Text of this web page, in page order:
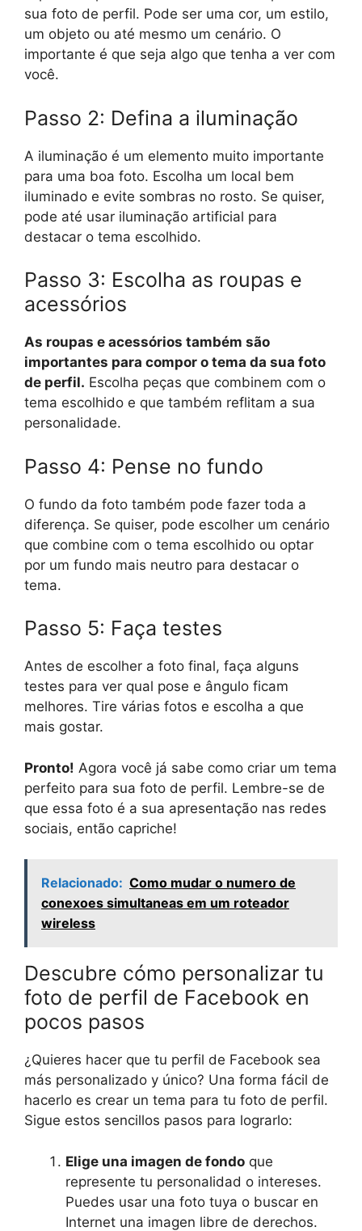
sua foto de perfil. Pode ser uma cor, um estilo,
um objeto ou até mesmo um cenário. O
importante é que seja algo que tenha a ver com
você.
Passo 2: Defina a iluminação
A iluminação é um elemento muito importante
para uma boa foto. Escolha um local bem
iluminado e evite sombras no rosto. Se quiser,
pode até usar iluminação artificial para
destacar o tema escolhido.
Passo 3: Escolha as roupas e
acessórios
As roupas e acessórios também são
importantes para compor o tema da sua foto
de perfil. Escolha peças que combinem com o
tema escolhido e que também reflitam a sua
personalidade.
Passo 4: Pense no fundo
O fundo da foto também pode fazer toda a
diferença. Se quiser, pode escolher um cenário
que combine com o tema escolhido ou optar
por um fundo mais neutro para destacar o
tema.
Passo 5: Faça testes
Antes de escolher a foto final, faça alguns
testes para ver qual pose e ângulo ficam
melhores. Tire várias fotos e escolha a que
mais gostar.
Pronto! Agora você já sabe como criar um tema
perfeito para sua foto de perfil. Lembre-se de
que essa foto é a sua apresentação nas redes
sociais, então capriche!
Relacionado: Como mudar o numero de
conexoes simultaneas em um roteador
wireless
Descubre cómo personalizar tu
foto de perfil de Facebook en
pocos pasos
¿Quieres hacer que tu perfil de Facebook sea
más personalizado y único? Una forma fácil de
hacerlo es crear un tema para tu foto de perfil.
Sigue estos sencillos pasos para lograrlo:
Elige una imagen de fondo que
represente tu personalidad o intereses.
Puedes usar una foto tuya o buscar en
Internet una imagen libre de derechos.